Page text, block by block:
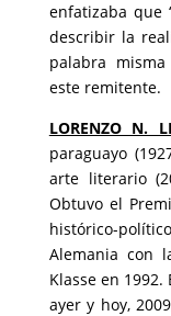
enfatizaba que
describir la
palabra
este remitente.
LORENZO N.
paraguayo
arte literario
Obtuvo el
histórico-
Alemania con
Klasse en 1992.
ayer y hoy,